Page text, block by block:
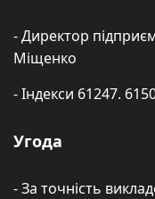
- Директор
Міщенко
- Індекси 61247.
Угода
- За точність